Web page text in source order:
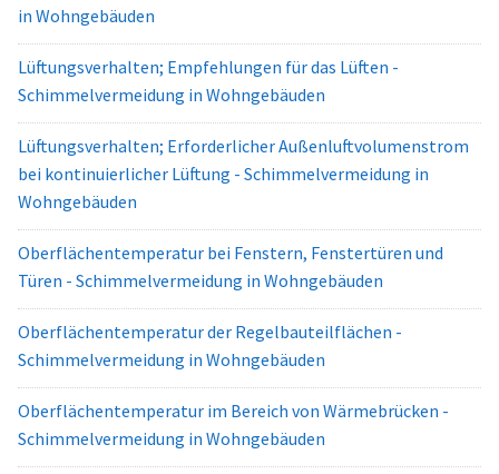
in Wohngebäuden
Lüftungsverhalten; Empfehlungen für das Lüften -
Schimmelvermeidung in Wohngebäuden
Lüftungsverhalten; Erforderlicher Außenluftvolumenstrom
bei kontinuierlicher Lüftung - Schimmelvermeidung in
Wohngebäuden
Oberflächentemperatur bei Fenstern, Fenstertüren und
Türen - Schimmelvermeidung in Wohngebäuden
Oberflächentemperatur der Regelbauteilflächen -
Schimmelvermeidung in Wohngebäuden
Oberflächentemperatur im Bereich von Wärmebrücken -
Schimmelvermeidung in Wohngebäuden